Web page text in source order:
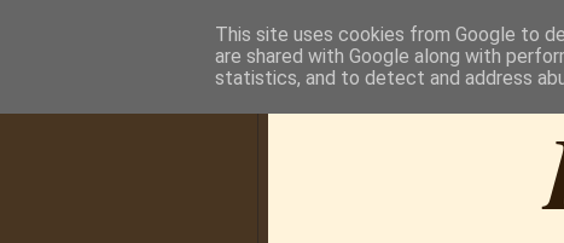
This site uses cookies from Google to
are shared with Google along with
statistics, and to detect and address